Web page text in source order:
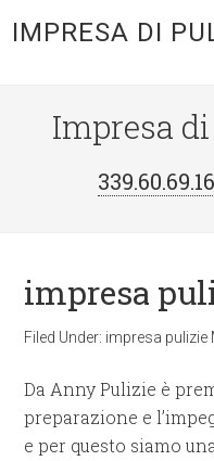
IMPRESA DI
Impresa
impresa
Filed Under: impresa pulizie
Da Anny Pulizie è
preparazione e
e per questo siamo